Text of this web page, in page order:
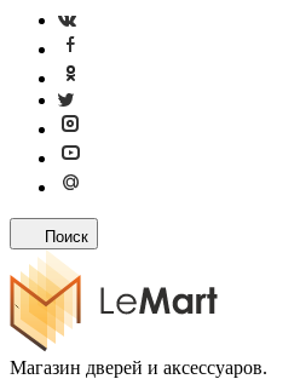
Поиск
Магазин дверей и аксессуаров.